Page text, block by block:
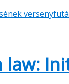
law: